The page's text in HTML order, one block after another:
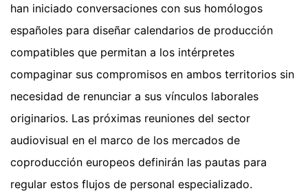
han iniciado conversaciones con sus homólogos
españoles para diseñar calendarios de producción
compatibles que permitan a los intérpretes
compaginar sus compromisos en ambos territorios sin
necesidad de renunciar a sus vínculos laborales
originarios. Las próximas reuniones del sector
audiovisual en el marco de los mercados de
coproducción europeos definirán las pautas para
regular estos flujos de personal especializado.